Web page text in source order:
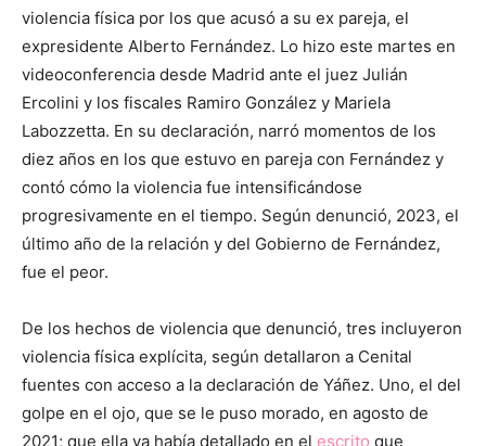
violencia física por los que acusó a su ex pareja, el
expresidente Alberto Fernández. Lo hizo este martes en
videoconferencia desde Madrid ante el juez Julián
Ercolini y los fiscales Ramiro González y Mariela
Labozzetta. En su declaración, narró momentos de los
diez años en los que estuvo en pareja con Fernández y
contó cómo la violencia fue intensificándose
progresivamente en el tiempo. Según denunció, 2023, el
último año de la relación y del Gobierno de Fernández,
fue el peor.
De los hechos de violencia que denunció, tres incluyeron
violencia física explícita, según detallaron a Cenital
fuentes con acceso a la declaración de Yáñez. Uno, el del
golpe en el ojo, que se le puso morado, en agosto de
2021; que ella ya había detallado en el escrito que